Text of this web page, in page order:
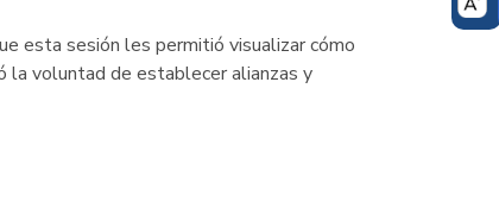
esta sesión les permitió visualizar cómo
la voluntad de establecer alianzas y